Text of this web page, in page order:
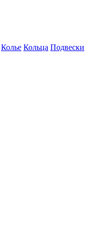
Колье Кольца Подвески